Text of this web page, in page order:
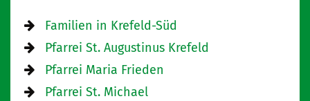
Familien in Krefeld-Süd
Pfarrei St. Augustinus Krefeld
Pfarrei Maria Frieden
Pfarrei St. Michael